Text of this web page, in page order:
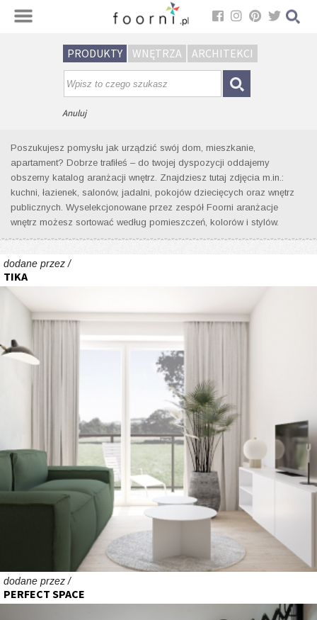
PRODUKTY WNĘTRZA ARCHITEKCI
Anuluj
Wyniki wyszukiwania wnętrz dla
tagu: meble do salonu
Poszukujesz pomysłu jak urządzić swój dom, mieszkanie,
apartament? Dobrze trafiłeś – do twojej dyspozycji oddajemy
obszerny katalog aranżacji wnętrz. Znajdziesz tutaj zdjęcia m.in.:
kuchni, łazienek, salonów, jadalni, pokojów dziecięcych oraz wnętrz
publicznych. Wyselekcjonowane przez zespół Foorni aranżacje
wnętrz możesz sortować według pomieszczeń, kolorów i stylów.
dodane przez /
TIKA
dodane przez /
PERFECT SPACE